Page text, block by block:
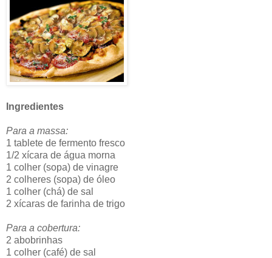
Ingredientes
Para a massa:
1 tablete de fermento fresco
1/2 xícara de água morna
1 colher (sopa) de vinagre
2 colheres (sopa) de óleo
1 colher (chá) de sal
2 xícaras de farinha de trigo
Para a cobertura:
2 abobrinhas
1 colher (café) de sal